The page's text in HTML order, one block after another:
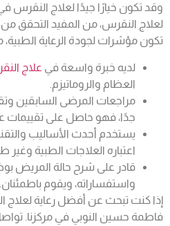
وقد تكون خيارًا جيدًا لعلاج
لعلاج النقرس، من المفيد التحقق
تكون مؤشرات لجودة الرعاية الطبية،
لديه خبرة واسعة في علاج
العظام والروماتيزم.
مراجعات المرضى السابقين
جدًا، فهو حاصل على تقييمات
يستخدم أحدث الأساليب
اعتباره العلاجات الطبية وغير
قادر على شرح حالة المريض
واستفساراته، ويقوم باطمئنان.
إذا كنت تبحث عن أفضل رعاية لعلاج
فاطمة حسين النوبي في مركزنا.